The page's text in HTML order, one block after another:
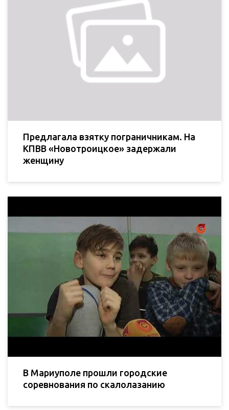
Предлагала взятку пограничникам. На
КПВВ «Новотроицкое» задержали
женщину
В Мариуполе прошли городские
соревнования по скалолазанию